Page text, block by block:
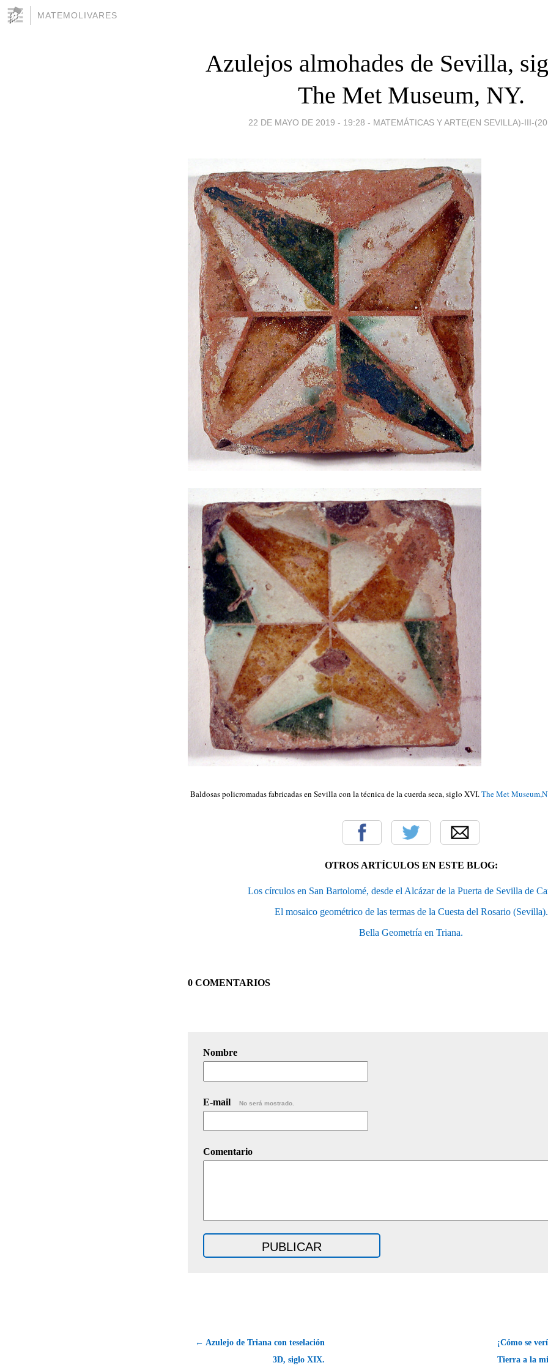
MATEMOLIVARES
Azulejos almohades de Sevilla,
The Met Museum, NY.
22 DE MAYO DE 2019 - 19:28 - MATEMÁTICAS Y ARTE(EN SEVILLA)-III-
Baldosas policromadas fabricadas en Sevilla con la técnica de la cuerda seca, siglo XVI.The Met
OTROS ARTÍCULOS EN ESTE BLOG:
Los círculos en San Bartolomé, desde el Alcázar de la Puerta de Sevilla de
El mosaico geométrico de las termas de la Cuesta del Rosario (Sevilla).
Bella Geometría en Triana.
0 COMENTARIOS
Nombre
E-mail No será mostrado.
Comentario
← Azulejo de Triana con teselación
3D, siglo XIX.
¡Cómo se
Tierra a la